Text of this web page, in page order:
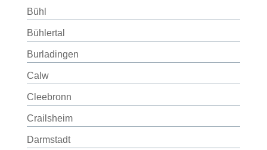
Bühl
Bühlertal
Burladingen
Calw
Cleebronn
Crailsheim
Darmstadt